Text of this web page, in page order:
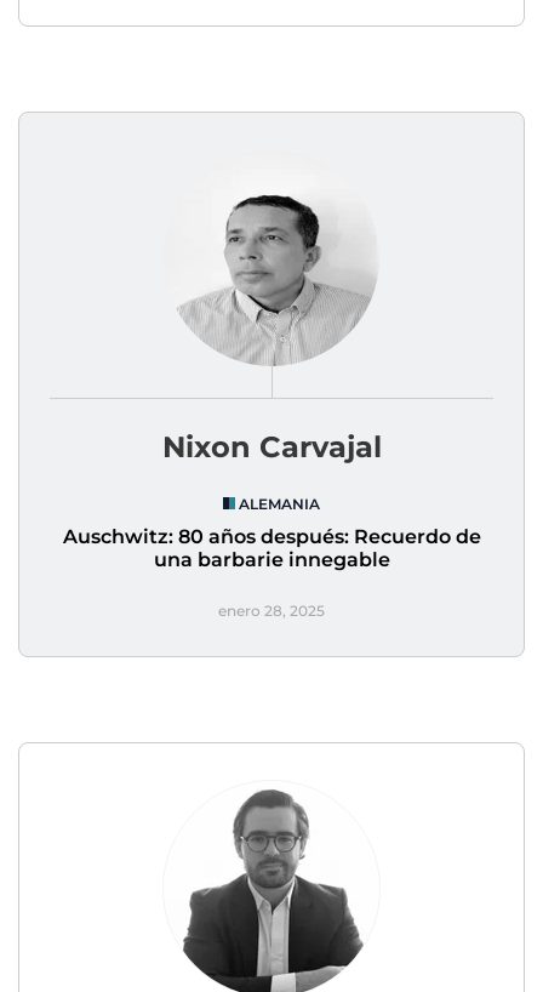
Nixon Carvajal
ALEMANIA
Auschwitz: 80 años después: Recuerdo de
una barbarie innegable
enero 28, 2025